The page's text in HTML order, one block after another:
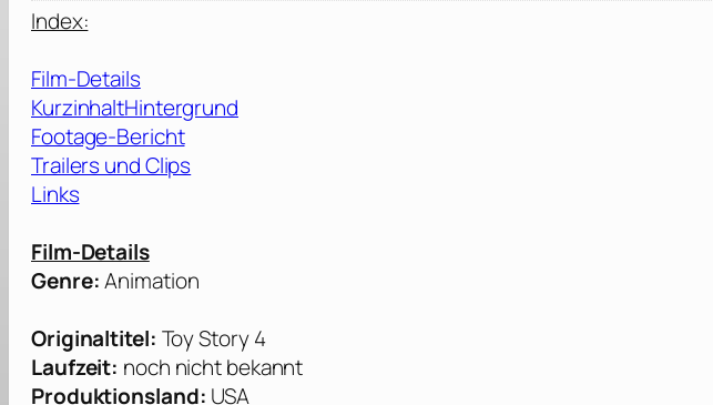
Index:
Film-Details
KurzinhaltHintergrund
Footage-Bericht
Trailers und Clips
Links
Film-Details
Genre:Animation
Originaltitel: Toy Story 4
Laufzeit: noch nicht bekannt
Produktionsland: USA